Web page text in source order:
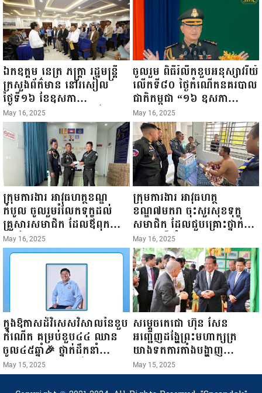
ឯកឧត្តម នេត្រ ភក្ត្រា រដ្ឋមន្ត្រី
ក្រសួងព័ត៌មាន នៅរសៀល
ថ្ងៃទី១៦ ខែឧសភា
ឆ្នាំ២០២៥នេះ បានអញ្ជើញចុះ
ធ្វើជំរឿនថ្នាក់ដឹកនាំមន្ត្រីរាជ
ការស៉ីវិល នៃក្រសួងព័ត៌មាន...
May 16, 2025
ចូលរួម ពិធីរំលឹកខួបអនុស្សាវរីយ៍
លើកទី៨០ ថ្ងៃកំណើតនគរបាល
ជាតិកម្ពុជា “១៦ ឧសភា
១៩៤៥ ~ ១៦ ឧសភា
២០២៥”...
May 16, 2025
ក្រុមការងារ អាវុធហត្ថខណ្ឌ
កំបូល ចូលរួមរំលែកទុក្ខដល់
គ្រួសារសមាជិក ដែលឪពុកក្មេក
របស់លោកទទួលមរណៈភាព!
May 16, 2025
ក្រុមការងារ អាវុធហត្ថ
ខណ្ឌ៧មករា ចុះសួរសុខទុក្ខ
សមាជិក ដែលជួបគ្រោះថ្នាក់
ចរាចរណ៍ កំពុងសម្រាកព្យាបាល
នៅមន្ទីរពេទ្យ!
May 16, 2025
ក្នុងឱកាសដ៏វិសេសវិសាលនៃខួប
កំណើត គម្រប់ខួប៤៤ ឈាន
ចូល៤៥ឆ្នាំ🎉 ថ្នាក់ដឹកនាំ
សមាជិក សមាជិកា នៃក្រុម
គ្រួសារកម្មវិធីអាជីវកម្មចល័ត និង
May 15, 2025
សម្តេចតេជោ ហ៊ុន សែន
អញ្ជើញដង្ហែព្រះមហាក្សត្រ
យាងទតការតាំងបង្ហាញ
ផលិតផលកសិកម្ម កសិ
ឧស្សាហកម្ម និងសិប្បកម្ម ក្នុង
May 15, 2025